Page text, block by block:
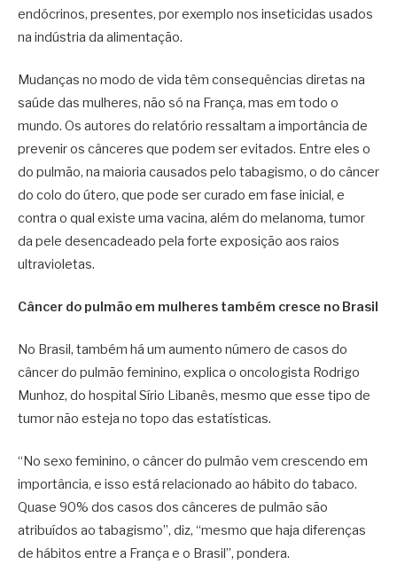
endócrinos, presentes, por exemplo nos inseticidas usados
na indústria da alimentação.
Mudanças no modo de vida têm consequências diretas na
saúde das mulheres, não só na França, mas em todo o
mundo. Os autores do relatório ressaltam a importância de
prevenir os cânceres que podem ser evitados. Entre eles o
do pulmão, na maioria causados pelo tabagismo, o do câncer
do colo do útero, que pode ser curado em fase inicial, e
contra o qual existe uma vacina, além do melanoma, tumor
da pele desencadeado pela forte exposição aos raios
ultravioletas.
Câncer do pulmão em mulheres também cresce no Brasil
No Brasil, também há um aumento número de casos do
câncer do pulmão feminino, explica o oncologista Rodrigo
Munhoz, do hospital Sírio Libanês, mesmo que esse tipo de
tumor não esteja no topo das estatísticas.
“No sexo feminino, o câncer do pulmão vem crescendo em
importância, e isso está relacionado ao hábito do tabaco.
Quase 90% dos casos dos cânceres de pulmão são
atribuídos ao tabagismo”, diz, “mesmo que haja diferenças
de hábitos entre a França e o Brasil”, pondera.